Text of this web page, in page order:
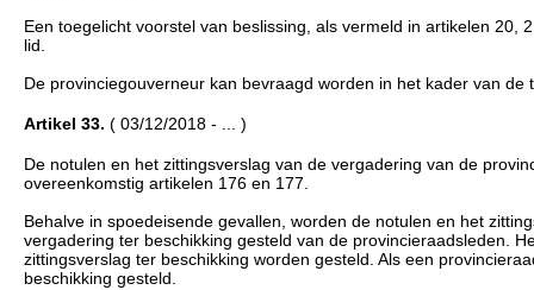
Een toegelicht voorstel van beslissing, als vermeld in artikelen
lid.
De provinciegouverneur kan bevraagd worden in het kader van
Artikel 33. ( 03/12/2018 - ... )
De notulen en het zittingsverslag van de vergadering van de
overeenkomstig artikelen 176 en 177.
Behalve in spoedeisende gevallen, worden de notulen en het
vergadering ter beschikking gesteld van de provincieraadsleden.
zittingsverslag ter beschikking worden gesteld. Als een
beschikking gesteld.